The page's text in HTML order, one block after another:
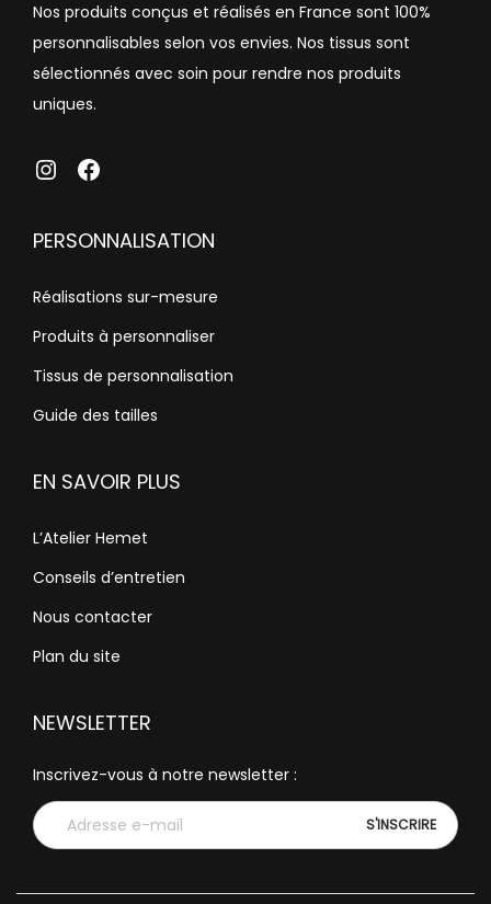
Nos produits conçus et réalisés en France sont 100%
personnalisables selon vos envies. Nos tissus sont
sélectionnés avec soin pour rendre nos produits
uniques.
atelierhemet Facebook
PERSONNALISATION
Réalisations sur-mesure
Produits à personnaliser
Tissus de personnalisation
Guide des tailles
EN SAVOIR PLUS
L’Atelier Hemet
Conseils d’entretien
Nous contacter
Plan du site
NEWSLETTER
Inscrivez-vous à notre newsletter :